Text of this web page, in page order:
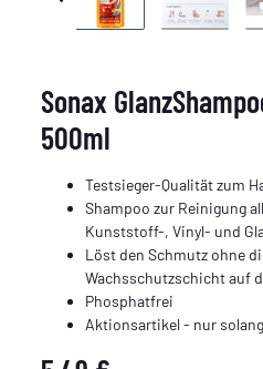
Sonax
500ml
Testsieger-Qualität zum
Shampoo zur Reinigung
Kunststoff-, Vinyl- und
Löst den Schmutz ohne
Wachsschutzschicht auf
Phosphatfrei
Aktionsartikel - nur